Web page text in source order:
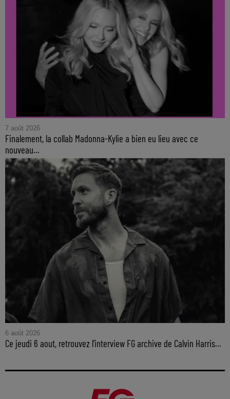
7 août 2026
Finalement, la collab Madonna-Kylie a bien eu lieu avec ce
nouveau...
6 août 2026
Ce jeudi 6 aout, retrouvez l'interview FG archive de Calvin Harris...